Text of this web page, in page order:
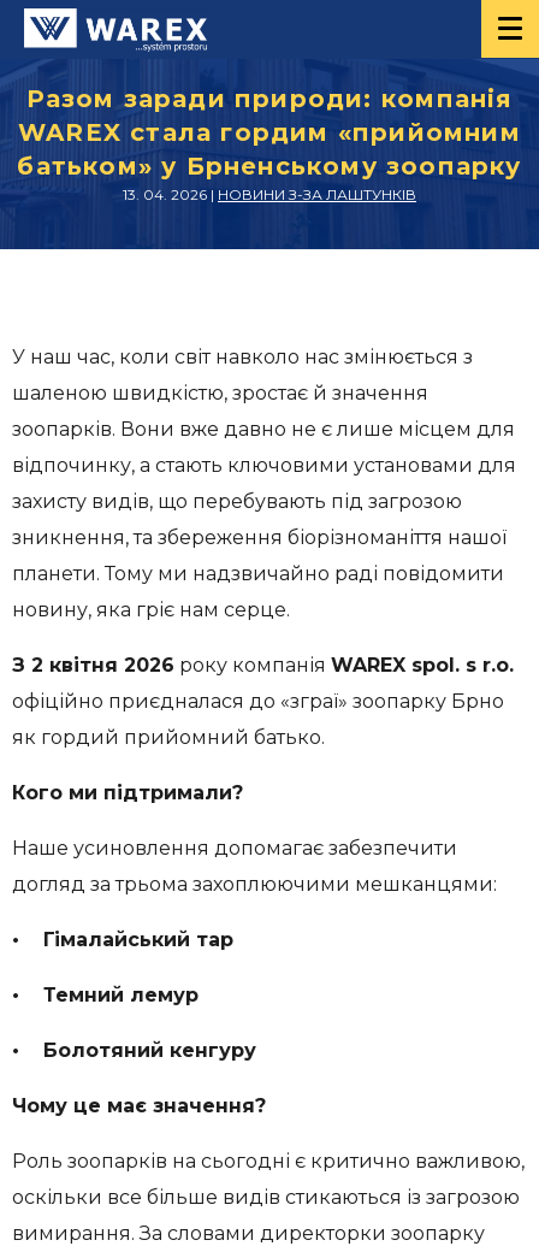
Разом заради природи: компанія
WAREX стала гордим «прийомним
батьком» у Брненському зоопарку
13. 04. 2026 | НОВИНИ З-ЗА ЛАШТУНКІВ
У наш час, коли світ навколо нас змінюється з
шаленою швидкістю, зростає й значення
зоопарків. Вони вже давно не є лише місцем для
відпочинку, а стають ключовими установами для
захисту видів, що перебувають під загрозою
зникнення, та збереження біорізноманіття нашої
планети. Тому ми надзвичайно раді повідомити
новину, яка гріє нам серце.
З 2 квітня 2026 року компанія WAREX spol. s r.o.
офіційно приєдналася до «зграї» зоопарку Брно
як гордий прийомний батько.
Кого ми підтримали?
Наше усиновлення допомагає забезпечити
догляд за трьома захоплюючими мешканцями:
• Гімалайський тар
• Темний лемур
• Болотяний кенгуру
Чому це має значення?
Роль зоопарків на сьогодні є критично важливою,
оскільки все більше видів стикаються із загрозою
вимирання. За словами директорки зоопарку